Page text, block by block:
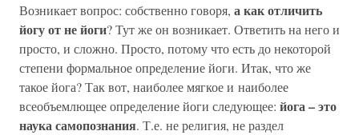
Возникает вопрос: собственно говоря, а как отличить
йогу от не йоги? Тут же он возникает. Ответить на него и
просто, и сложно. Просто, потому что есть до некоторой
степени формальное определение йоги. Итак, что же
такое йога? Так вот, наиболее мягкое и наиболее
всеобъемлющее определение йоги следующее: йога – это
наука самопознания. Т.е. не религия, не раздел